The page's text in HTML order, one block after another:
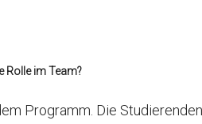
Rolle im Team?
Programm. Die